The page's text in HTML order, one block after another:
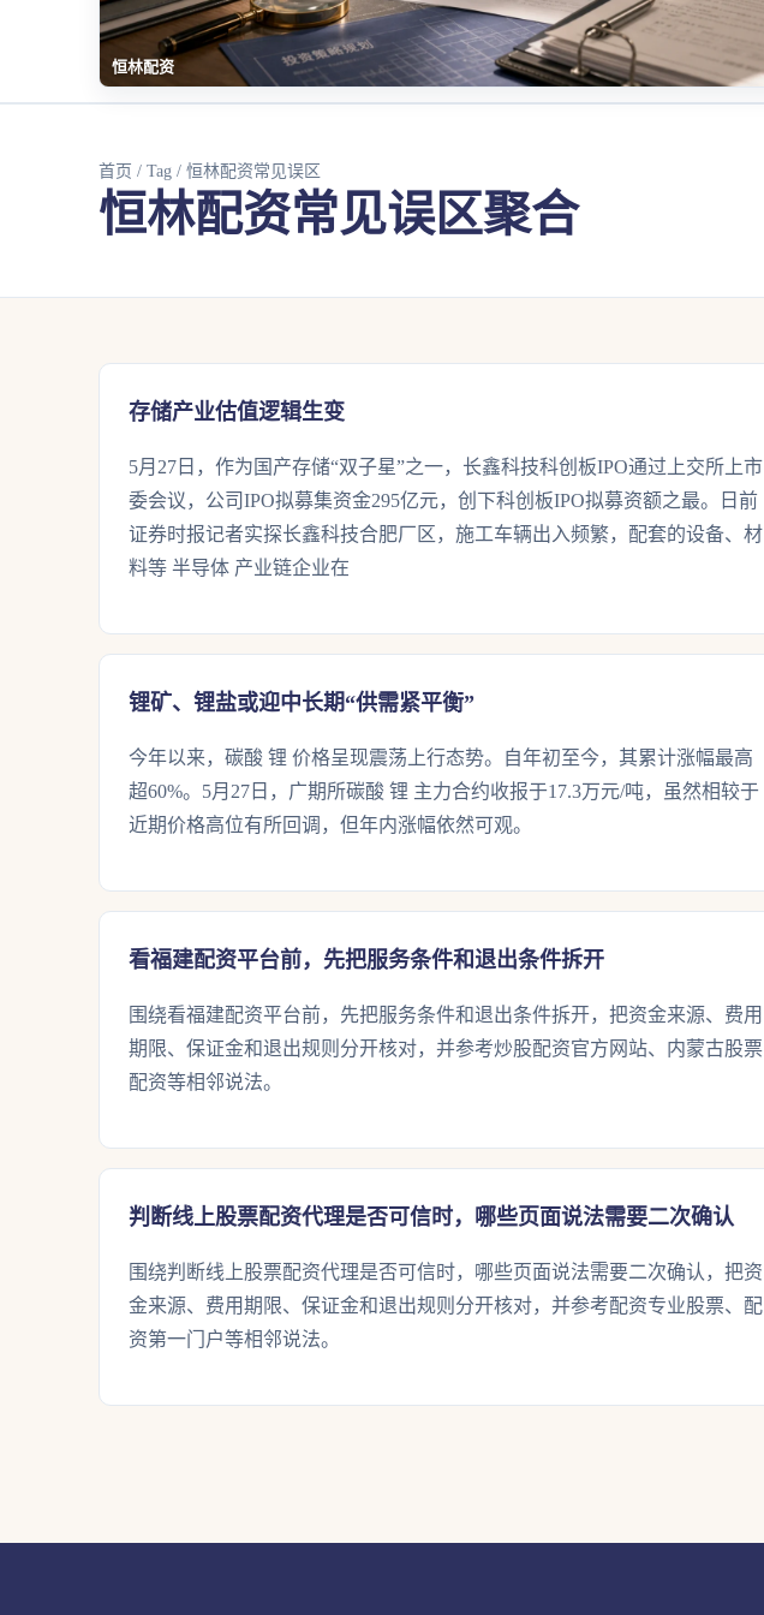
恒林配资
首页 / Tag / 恒林配资常见误区
恒林配资常见误区聚合
存储产业估值逻辑生变
5月27日，作为国产存储“双子星”之一，长鑫科技科创板IPO通过上交所上市
委会议，公司IPO拟募集资金295亿元，创下科创板IPO拟募资额之最。日前
证券时报记者实探长鑫科技合肥厂区，施工车辆出入频繁，配套的设备、材
料等 半导体 产业链企业在
锂矿、锂盐或迎中长期“供需紧平衡”
今年以来，碳酸 锂 价格呈现震荡上行态势。自年初至今，其累计涨幅最高
超60%。5月27日，广期所碳酸 锂 主力合约收报于17.3万元/吨，虽然相较于
近期价格高位有所回调，但年内涨幅依然可观。
看福建配资平台前，先把服务条件和退出条件拆开
围绕看福建配资平台前，先把服务条件和退出条件拆开，把资金来源、费用
期限、保证金和退出规则分开核对，并参考炒股配资官方网站、内蒙古股票
配资等相邻说法。
判断线上股票配资代理是否可信时，哪些页面说法需要二次确认
围绕判断线上股票配资代理是否可信时，哪些页面说法需要二次确认，把资
金来源、费用期限、保证金和退出规则分开核对，并参考配资专业股票、配
资第一门户等相邻说法。